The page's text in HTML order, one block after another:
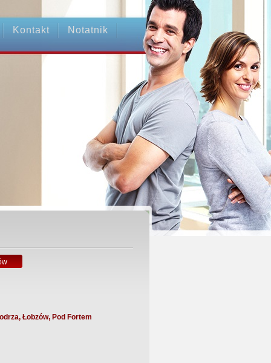
Kontakt Notatnik
Łobzów, Pod Fortem